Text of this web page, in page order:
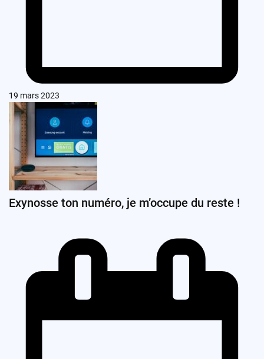
19 mars 2023
Exynosse ton numéro, je m’occupe du reste !